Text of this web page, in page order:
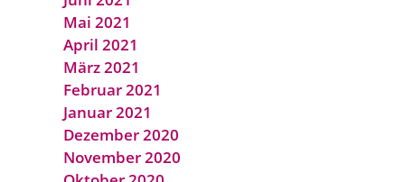
Mai 2021
April 2021
März 2021
Februar 2021
Januar 2021
Dezember 2020
November 2020